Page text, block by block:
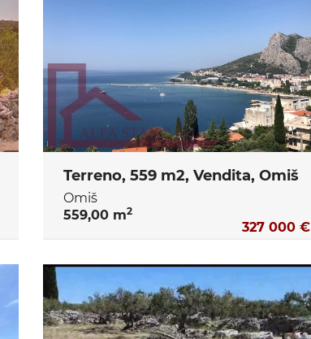
Terreno, 559 m2, Vendita, Omiš
Omiš
559,00 m2
327 000 €